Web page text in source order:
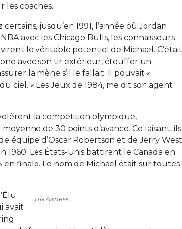
les coaches.
jusqu’en 1991, l’année où Jordan
avec les Chicago Bulls, les connaisseurs
le véritable potentiel de Michael. C’était
avec son tir extérieur, étouffer un
la mène s’il le fallait. Il pouvait «
ciel. « Les Jeux de 1984, me dit son agent
la compétition olympique,
de 30 points d’avance. Ce faisant, ils
équipe d’Oscar Robertson et de Jerry West
1960. Les États-Unis battirent le Canada en
en finale. Le nom de Michael était sur toutes
His Airness.
avait